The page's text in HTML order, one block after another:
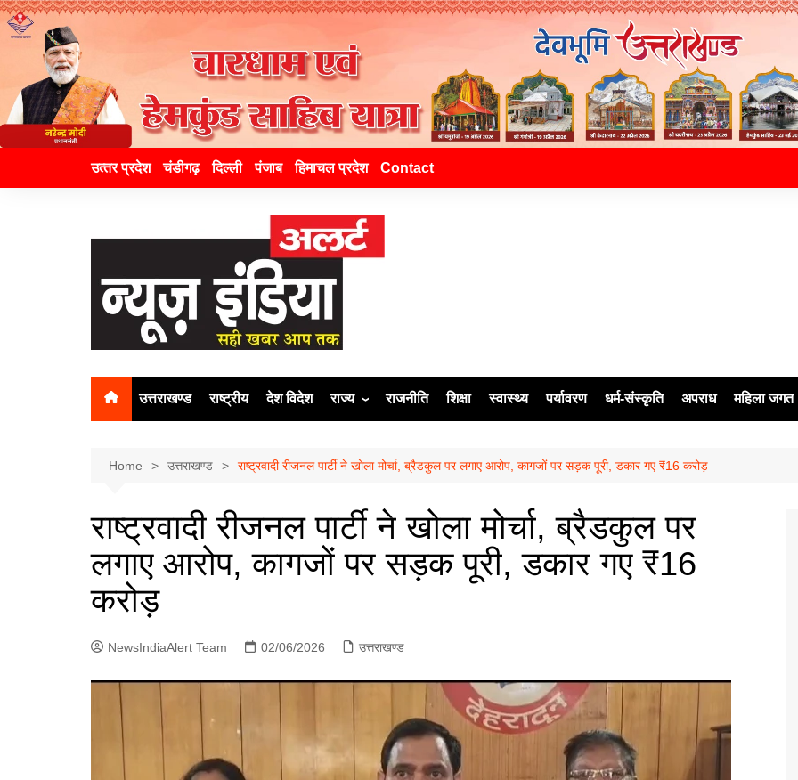
उत्‍तर प्रदेश चंडीगढ़ दिल्ली पंजाब हिमाचल प्रदेश Contact
उत्तराखण्ड राष्ट्रीय देश विदेश राज्य
दिल्ली
पंजाब
चंडीगढ़
राजनीति शिक्षा स्वास्थ्य पर्यावरण धर्म-संस्कृति अपराध महिला जगत
Home उत्तराखण्ड राष्ट्रवादी रीजनल पार्टी ने खोला मोर्चा, ब्रैडकुल पर लगाए आरोप, कागजों पर सड़क पूरी, डकार गए ₹16 करोड़
राष्ट्रवादी रीजनल पार्टी ने खोला मोर्चा, ब्रैडकुल पर
लगाए आरोप, कागजों पर सड़क पूरी, डकार गए ₹16
करोड़
NewsIndiaAlert Team 02/06/2026 उत्तराखण्ड